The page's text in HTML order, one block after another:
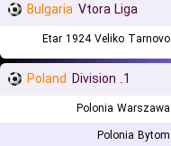
Bulgaria Vtora Liga
Etar 1924 Veliko Tarnovo
Poland 1. Division
Polonia Warszawa
Polonia Bytom